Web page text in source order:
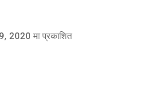
2020 मा प्रकाशित